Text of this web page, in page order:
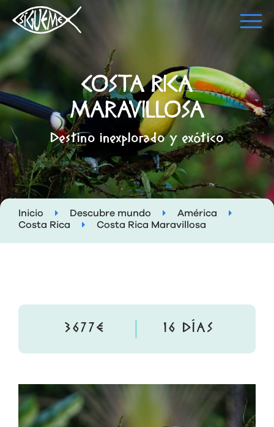
COSTA RICA
MARAVILLOSA
Destino inexplorado y exótico
Inicio Descubre mundo
América
Costa Rica
Costa Rica Maravillosa
3677€ 16 DÍAS